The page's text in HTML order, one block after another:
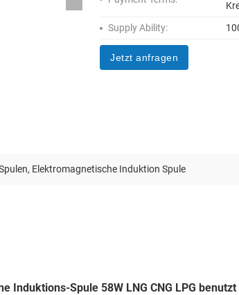
Supply Ability:
Jetzt anfragen
, Elektromagnetische Induktion Spule
Induktions-Spule 58W LNG CNG LPG